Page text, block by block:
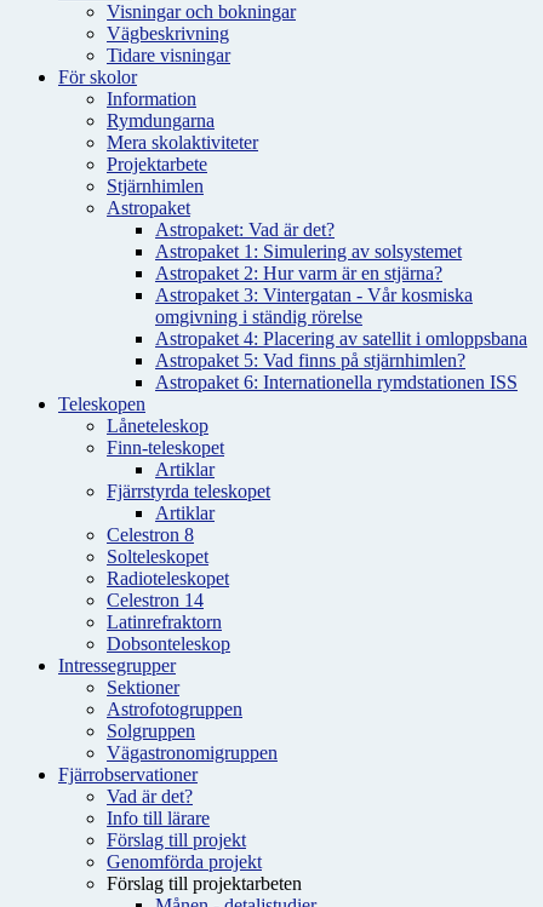
Visningar och bokningar
Vägbeskrivning
Tidare visningar
För skolor
Information
Rymdungarna
Mera skolaktiviteter
Projektarbete
Stjärnhimlen
Astropaket
Astropaket: Vad är det?
Astropaket 1: Simulering av solsystemet
Astropaket 2: Hur varm är en stjärna?
Astropaket 3: Vintergatan - Vår kosmiska
omgivning i ständig rörelse
Astropaket 4: Placering av satellit i omloppsbana
Astropaket 5: Vad finns på stjärnhimlen?
Astropaket 6: Internationella rymdstationen ISS
Teleskopen
Låneteleskop
Finn-teleskopet
Artiklar
Fjärrstyrda teleskopet
Artiklar
Celestron 8
Solteleskopet
Radioteleskopet
Celestron 14
Latinrefraktorn
Dobsonteleskop
Intressegrupper
Sektioner
Astrofotogruppen
Solgruppen
Vägastronomigruppen
Fjärrobservationer
Vad är det?
Info till lärare
Förslag till projekt
Genomförda projekt
Förslag till projektarbeten